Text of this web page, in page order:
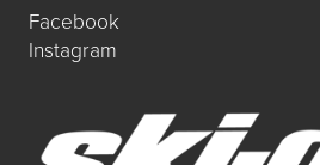
Facebook
Instagram